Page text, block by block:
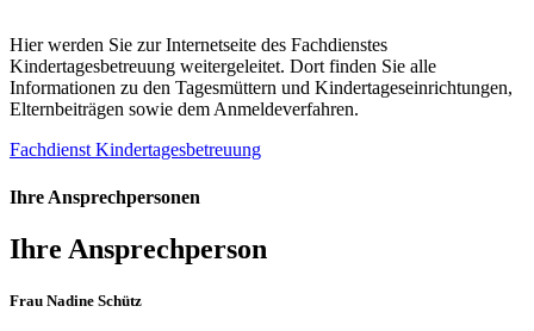
Hier werden Sie zur Internetseite des Fachdienstes
Kindertagesbetreuung weitergeleitet. Dort finden Sie alle
Informationen zu den Tagesmüttern und Kindertageseinrichtungen,
Elternbeiträgen sowie dem Anmeldeverfahren.
Fachdienst Kindertagesbetreuung
Ihre Ansprechpersonen
Ihre Ansprechperson
Frau Nadine Schütz